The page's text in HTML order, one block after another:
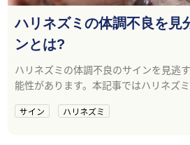
ハリネズミの体調不良を見
ンとは?
ハリネズミの体調不良のサインを見逃
能性があります。本記事ではハリネズ
サイン ハリネズミ